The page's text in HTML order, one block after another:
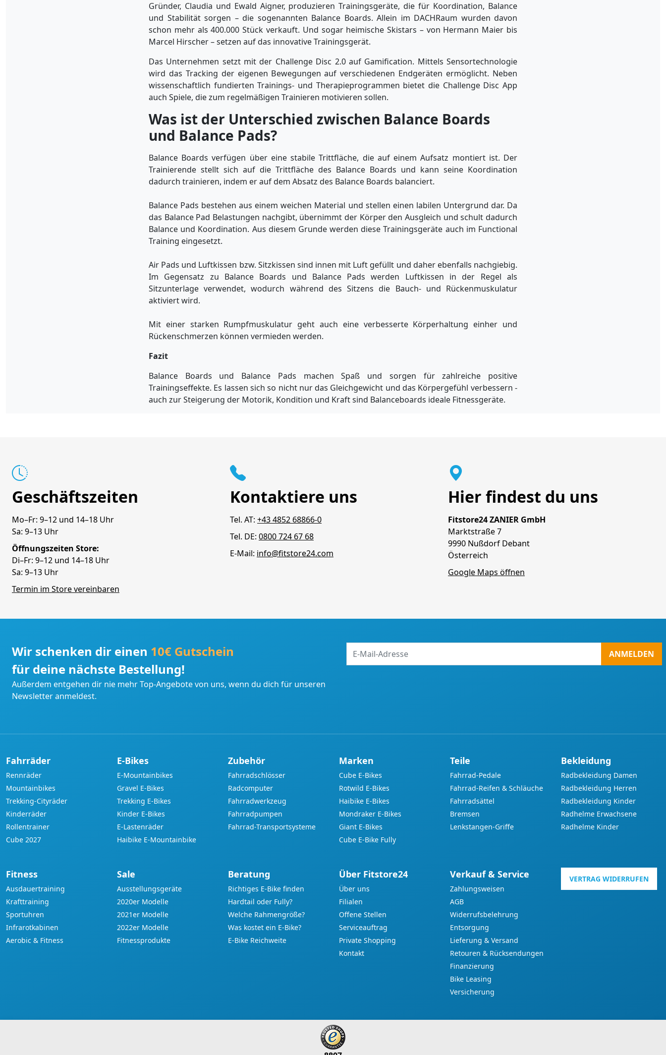
Gründer, Claudia und Ewald Aigner, produzieren Trainingsgeräte, die für Koordination, Balance
und Stabilität sorgen – die sogenannten Balance Boards. Allein im DACHRaum wurden davon
schon mehr als 400.000 Stück verkauft. Und sogar heimische Skistars – von Hermann Maier bis
Marcel Hirscher – setzen auf das innovative Trainingsgerät.
Das Unternehmen setzt mit der Challenge Disc 2.0 auf Gamification. Mittels Sensortechnologie
wird das Tracking der eigenen Bewegungen auf verschiedenen Endgeräten ermöglicht. Neben
wissenschaftlich fundierten Trainings- und Therapieprogrammen bietet die Challenge Disc App
auch Spiele, die zum regelmäßigen Trainieren motivieren sollen.
Was ist der Unterschied zwischen Balance Boards
und Balance Pads?
Balance Boards verfügen über eine stabile Trittfläche, die auf einem Aufsatz montiert ist. Der
Trainierende stellt sich auf die Trittfläche des Balance Boards und kann seine Koordination
dadurch trainieren, indem er auf dem Absatz des Balance Boards balanciert.
Balance Pads bestehen aus einem weichen Material und stellen einen labilen Untergrund dar. Da
das Balance Pad Belastungen nachgibt, übernimmt der Körper den Ausgleich und schult dadurch
Balance und Koordination. Aus diesem Grunde werden diese Trainingsgeräte auch im Functional
Training eingesetzt.
Air Pads und Luftkissen bzw. Sitzkissen sind innen mit Luft gefüllt und daher ebenfalls nachgiebig.
Im Gegensatz zu Balance Boards und Balance Pads werden Luftkissen in der Regel als
Sitzunterlage verwendet, wodurch während des Sitzens die Bauch- und Rückenmuskulatur
aktiviert wird.
Mit einer starken Rumpfmuskulatur geht auch eine verbesserte Körperhaltung einher und
Rückenschmerzen können vermieden werden.
Fazit
Balance Boards und Balance Pads machen Spaß und sorgen für zahlreiche positive
Trainingseffekte. Es lassen sich so nicht nur das Gleichgewicht und das Körpergefühl verbessern -
auch zur Steigerung der Motorik, Kondition und Kraft sind Balanceboards ideale Fitnessgeräte.
Geschäftszeiten
Mo–Fr: 9–12 und 14–18 Uhr
Sa: 9–13 Uhr
Öffnungszeiten Store:
Di–Fr: 9–12 und 14–18 Uhr
Sa: 9–13 Uhr
Termin im Store vereinbaren
Kontaktiere uns
Tel. AT: +43 4852 68866-0
Tel. DE: 0800 724 67 68
E-Mail: info@fitstore24.com
Hier findest du uns
Fitstore24 ZANIER GmbH
Marktstraße 7
9990 Nußdorf Debant
Österreich
Google Maps öffnen
Wir schenken dir einen 10€ Gutschein
für deine nächste Bestellung!
Außerdem entgehen dir nie mehr Top-Angebote von uns, wenn du dich für unseren
Newsletter anmeldest.
Mail-
ANMELDEN
Fahrräder
Rennräder
Mountainbikes
Trekking-Cityräder
Kinderräder
Rollentrainer
Cube 2027
E-Bikes
E-Mountainbikes
Gravel E-Bikes
Trekking E-Bikes
Kinder E-Bikes
E-Lastenräder
Haibike E-Mountainbike
Zubehör
Fahrradschlösser
Radcomputer
Fahrradwerkzeug
Fahrradpumpen
Fahrrad-Transportsysteme
Marken
Cube E-Bikes
Rotwild E-Bikes
Haibike E-Bikes
Mondraker E-Bikes
Giant E-Bikes
Cube E-Bike Fully
Teile
Fahrrad-Pedale
Fahrrad-Reifen & Schläuche
Fahrradsättel
Bremsen
Lenkstangen-Griffe
Bekleidung
Radbekleidung Damen
Radbekleidung Herren
Radbekleidung Kinder
Radhelme Erwachsene
Radhelme Kinder
Fitness
Ausdauertraining
Krafttraining
Sportuhren
Infrarotkabinen
Aerobic & Fitness
Sale
Ausstellungsgeräte
2020er Modelle
2021er Modelle
2022er Modelle
Fitnessprodukte
Beratung
Richtiges E-Bike finden
Hardtail oder Fully?
Welche Rahmengröße?
Was kostet ein E-Bike?
E-Bike Reichweite
Über Fitstore24
Über uns
Filialen
Offene Stellen
Serviceauftrag
Private Shopping
Kontakt
Verkauf & Service
Zahlungsweisen
AGB
Widerrufsbelehrung
Entsorgung
Lieferung & Versand
Retouren & Rücksendungen
Finanzierung
Bike Leasing
Versicherung
VERTRAG WIDERRUFEN